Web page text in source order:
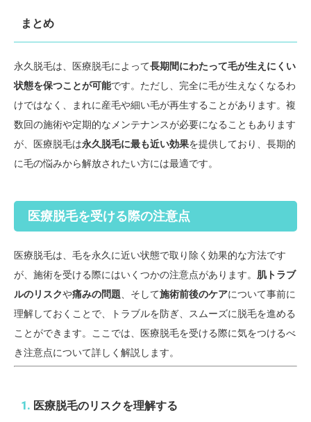
まとめ
永久脱毛は、医療脱毛によって長期間にわたって毛が生えにくい
状態を保つことが可能です。ただし、完全に毛が生えなくなるわ
けではなく、まれに産毛や細い毛が再生することがあります。複
数回の施術や定期的なメンテナンスが必要になることもあります
が、医療脱毛は永久脱毛に最も近い効果を提供しており、長期的
に毛の悩みから解放されたい方には最適です。
医療脱毛を受ける際の注意点
医療脱毛は、毛を永久に近い状態で取り除く効果的な方法です
が、施術を受ける際にはいくつかの注意点があります。 肌トラブ
ルのリスクや痛みの問題 、そして施術前後のケアについて事前に
理解しておくことで、トラブルを防ぎ、スムーズに脱毛を進める
ことができます。ここでは、医療脱毛を受ける際に気をつけるべ
き注意点について詳しく解説します。
1. 医療脱毛のリスクを理解する